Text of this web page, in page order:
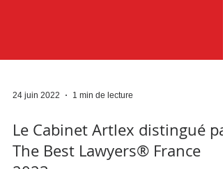
24 juin 2022 1 min de lecture